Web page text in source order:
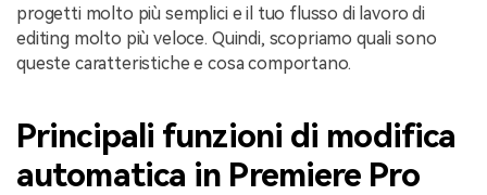
progetti molto più semplici e il tuo flusso di lavoro di
editing molto più veloce. Quindi, scopriamo quali sono
queste caratteristiche e cosa comportano.
Principali funzioni di modifica
automatica in Premiere Pro